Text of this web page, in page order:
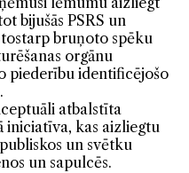
bijušās PSRS un
tostarp bruņoto spēku
orgānu
piederību identificējošo
atbalstīta
iniciatīva, kas aizliegtu
un svētku
un sapulcēs.